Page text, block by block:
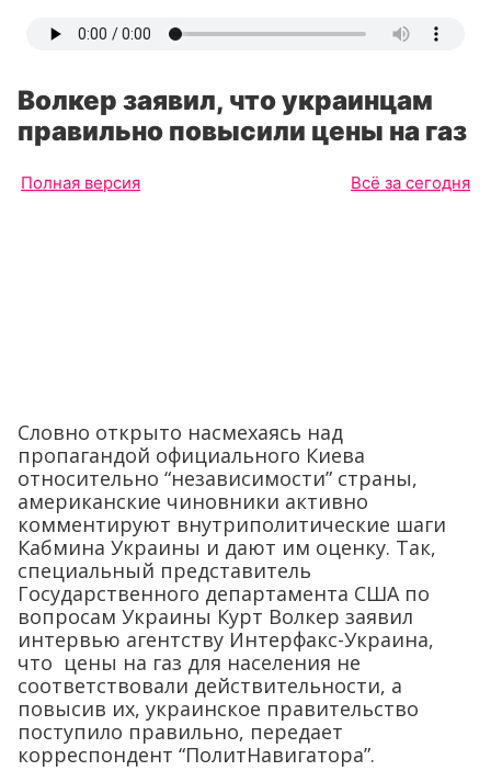
Волкер заявил, что украинцам
правильно повысили цены на газ
Полная версия Всё за сегодня
Словно открыто насмехаясь над
пропагандой официального Киева
относительно “независимости” страны,
американские чиновники активно
комментируют внутриполитические шаги
Кабмина Украины и дают им оценку. Так,
специальный представитель
Государственного департамента США по
вопросам Украины Курт Волкер заявил
интервью агентству Интерфакс-Украина,
что цены на газ для населения не
соответствовали действительности, а
повысив их, украинское правительство
поступило правильно, передает
корреспондент “ПолитНавигатора”.